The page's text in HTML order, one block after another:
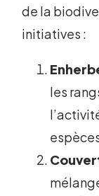
de la
initiatives :
les